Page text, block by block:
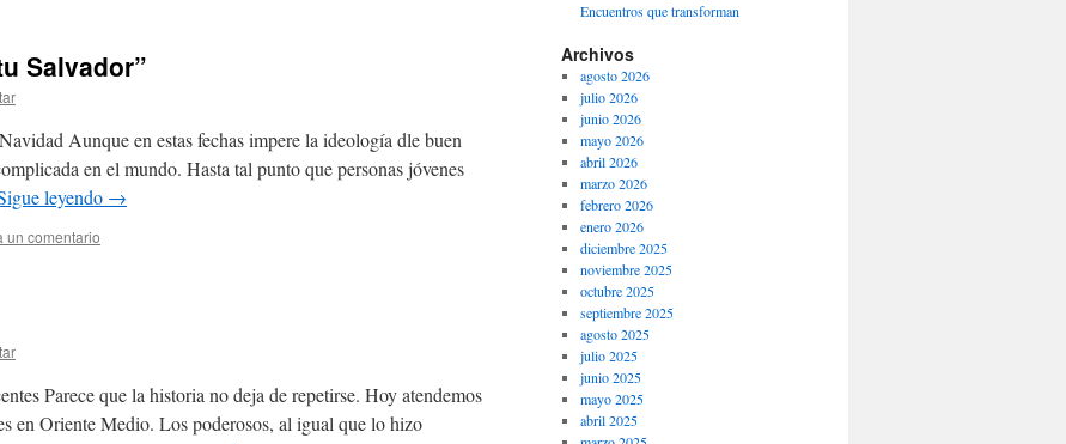
Salvador”
Aunque en estas fechas impere la ideología dle buen
en el mundo. Hasta tal punto que personas jóvenes
leyendo →
un comentario
Parece que la historia no deja de repetirse. Hoy atendemos
en Oriente Medio. Los poderosos, al igual que lo hizo
Encuentros que transforman
Archivos
agosto 2026
julio 2026
junio 2026
mayo 2026
abril 2026
marzo 2026
febrero 2026
enero 2026
diciembre 2025
noviembre 2025
octubre 2025
septiembre 2025
agosto 2025
julio 2025
junio 2025
mayo 2025
abril 2025